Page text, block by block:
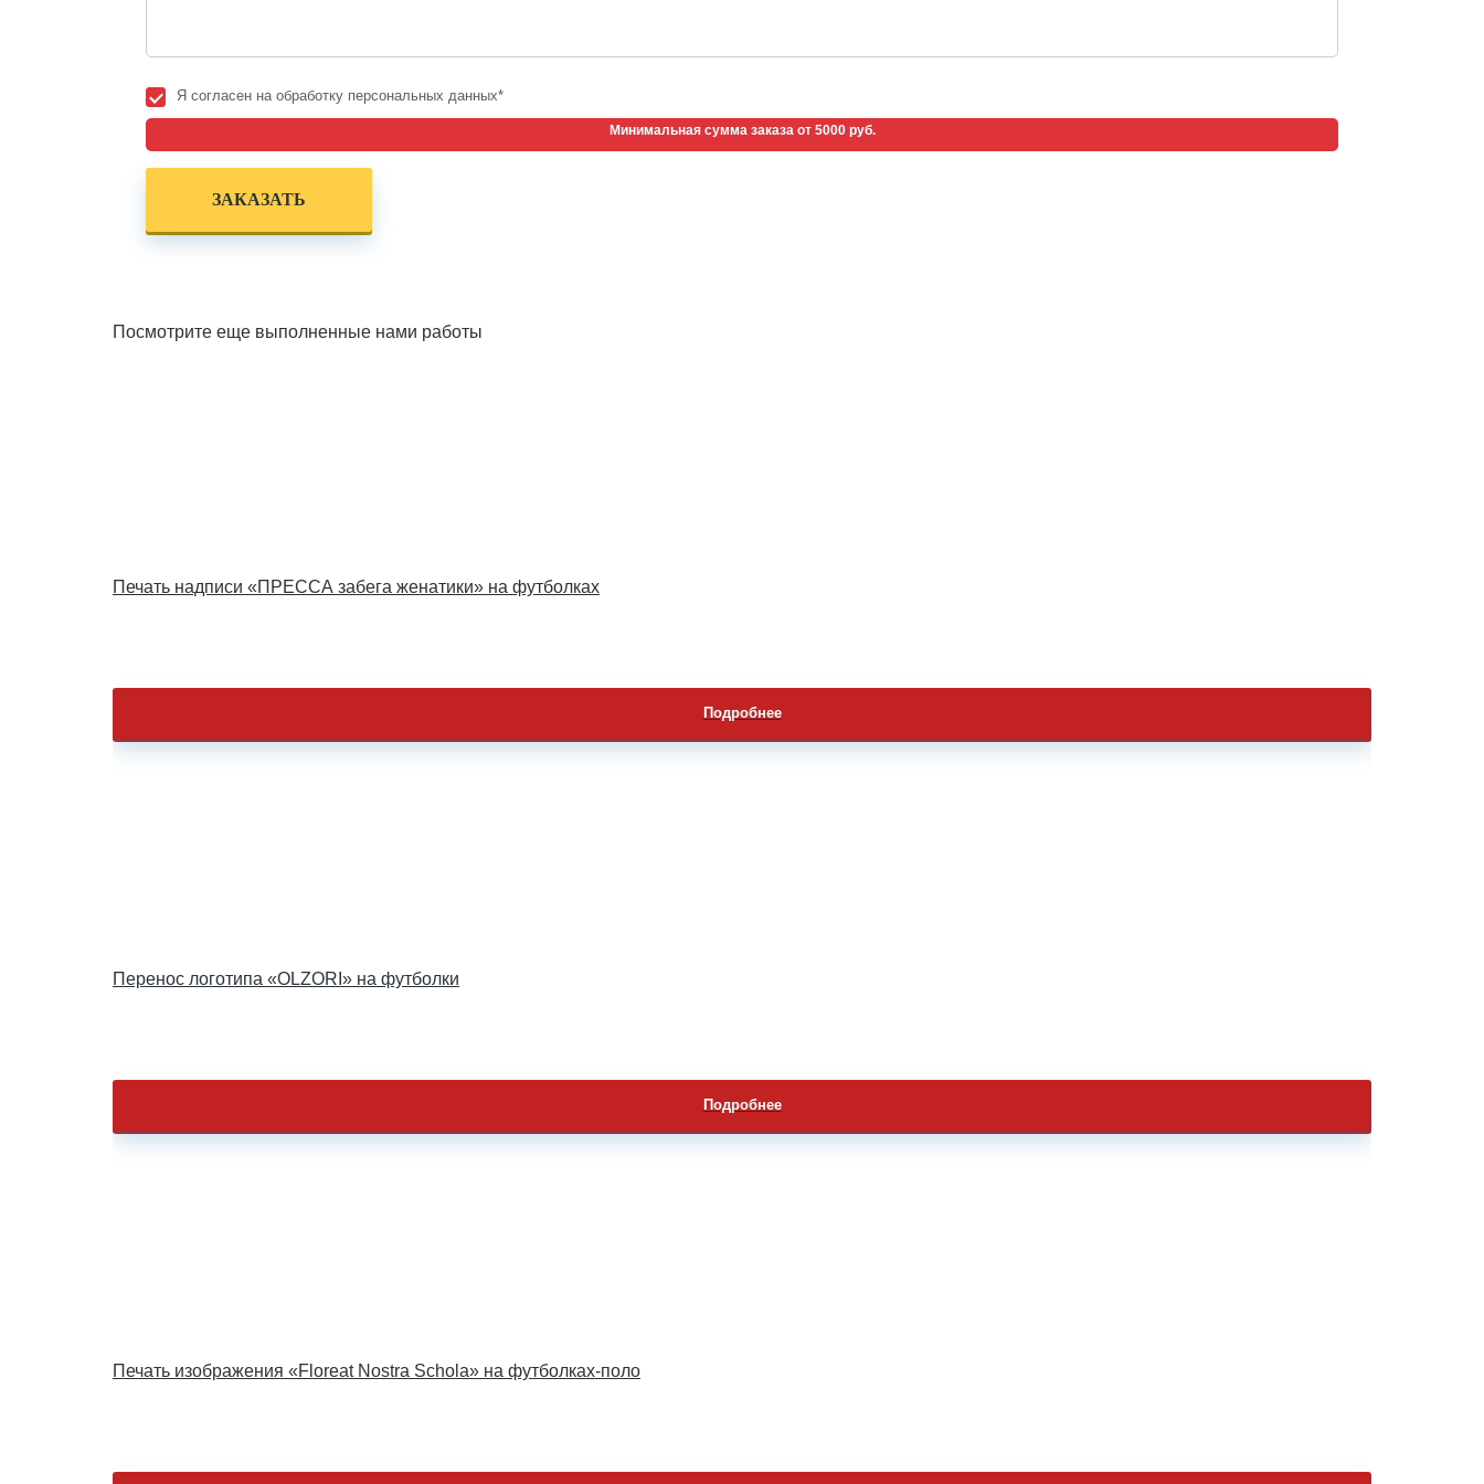
Я согласен на обработку персональных данных*
Минимальная сумма заказа от 5000 руб.
Посмотрите еще выполненные нами работы
Печать надписи «ПРЕССА забега женатики» на футболках
Подробнее
Перенос логотипа «OLZORI» на футболки
Подробнее
Печать изображения «Floreat Nostra Schola» на футболках-поло